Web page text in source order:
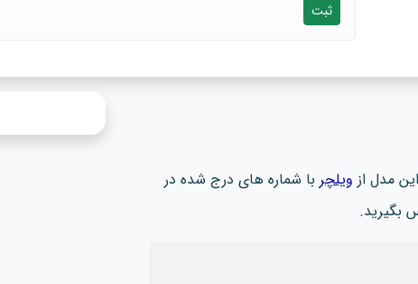
ثبت
مدل از ویلچر با شماره های درج شده در
بگیرید.